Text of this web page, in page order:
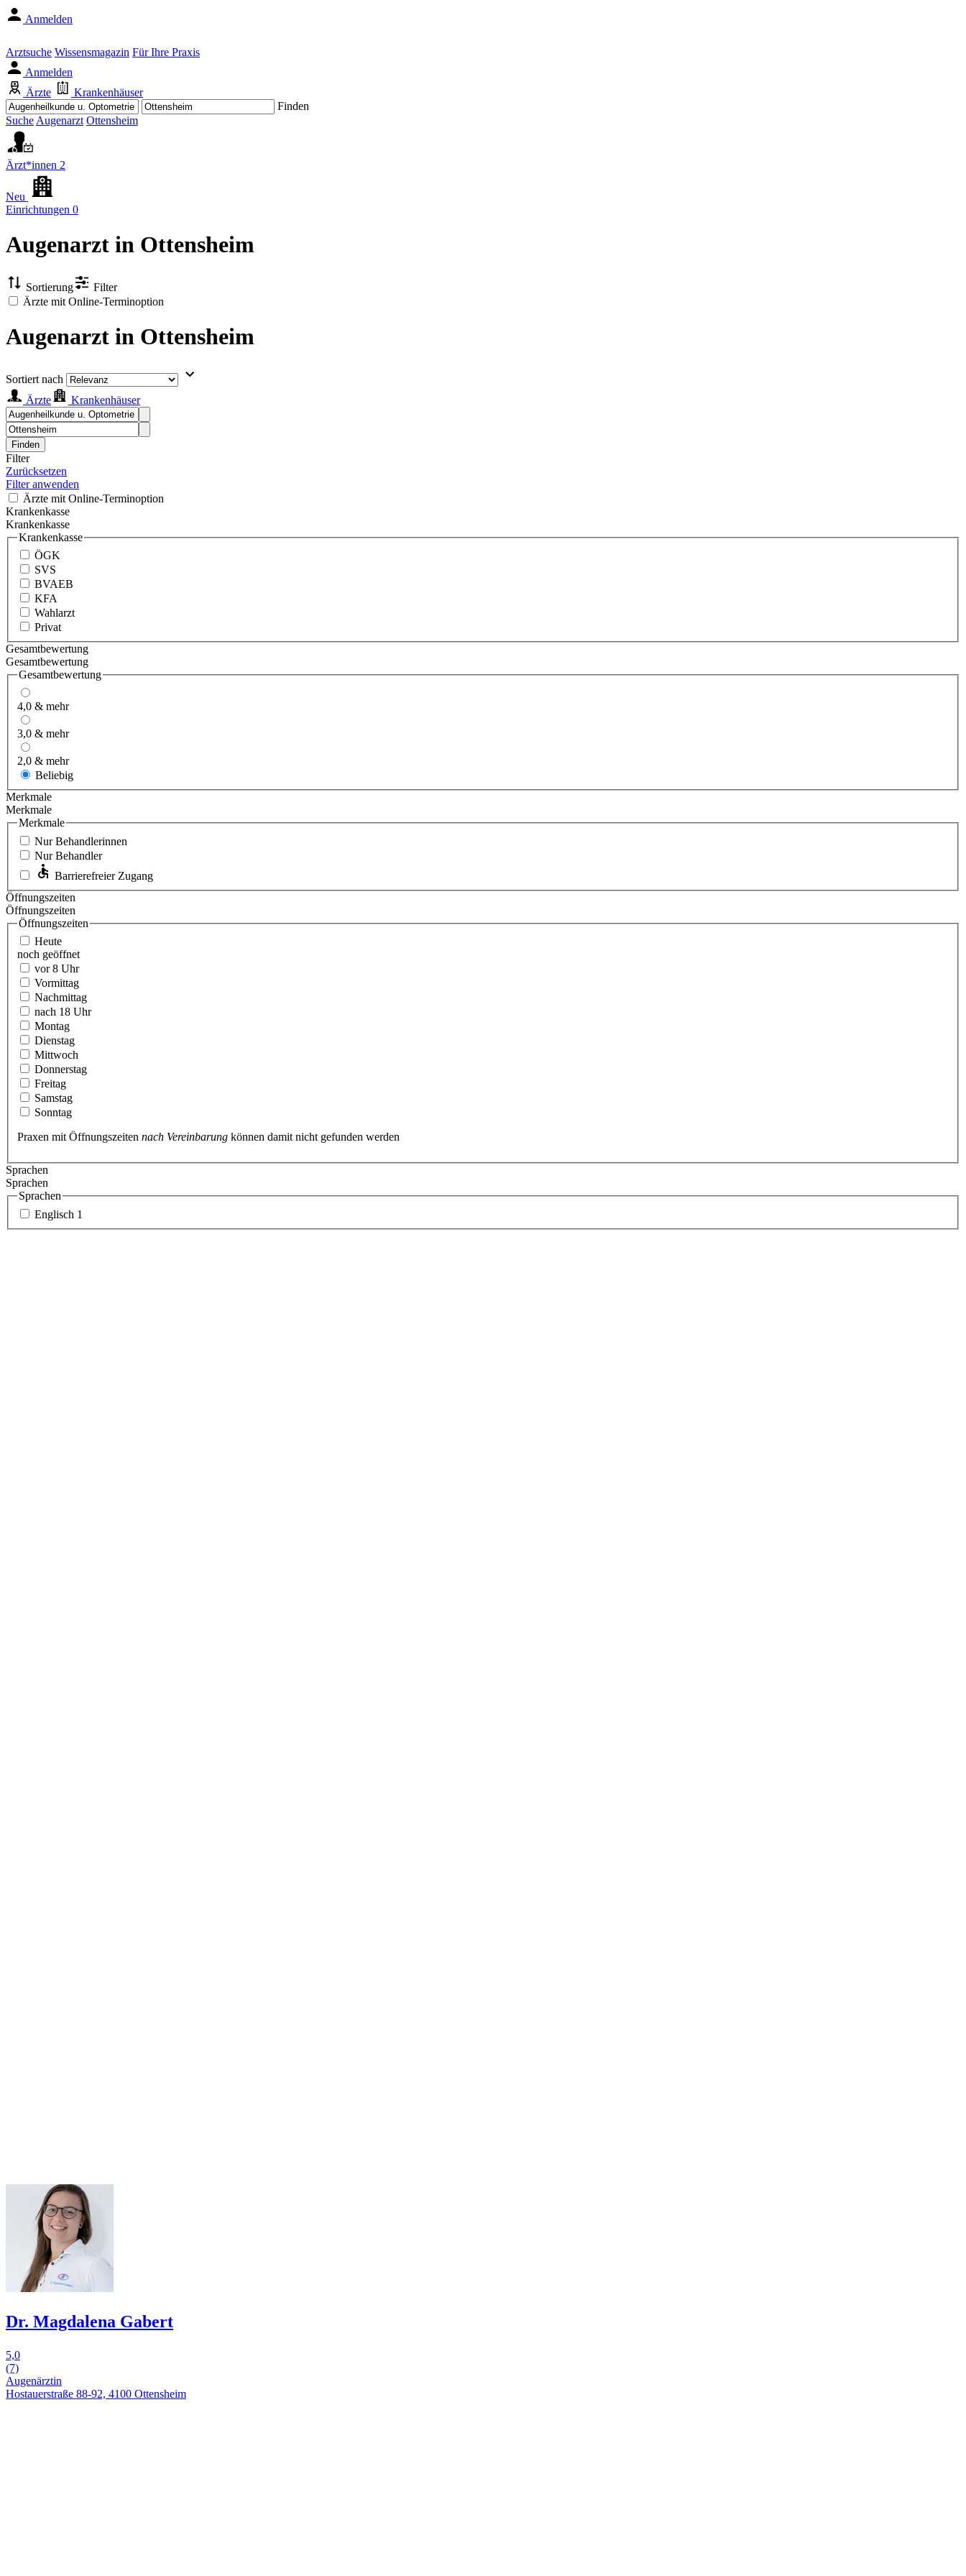
Anmelden
Arztsuche Wissensmagazin Für Ihre Praxis
Anmelden
Ärzte
Krankenhäuser
Finden
Suche Augenarzt Ottensheim
Ärzt*innen 2
Neu
Einrichtungen 0
Augenarzt in Ottensheim
Sortierung
Filter
Ärzte mit Online-Terminoption
Augenarzt in Ottensheim
Sortiert nach
Ärzte
Krankenhäuser
Finden
Filter
Zurücksetzen
Filter anwenden
Ärzte mit Online-Terminoption
Krankenkasse
Krankenkasse
Krankenkasse
ÖGK
SVS
BVAEB
KFA
Wahlarzt
Privat
Gesamtbewertung
Gesamtbewertung
Gesamtbewertung
4,0 & mehr
3,0 & mehr
2,0 & mehr
Beliebig
Merkmale
Merkmale
Merkmale
Nur Behandlerinnen
Nur Behandler
Barrierefreier Zugang
Öffnungszeiten
Öffnungszeiten
Öffnungszeiten
Heute
noch geöffnet
vor 8 Uhr
Vormittag
Nachmittag
nach 18 Uhr
Montag
Dienstag
Mittwoch
Donnerstag
Freitag
Samstag
Sonntag
Praxen mit Öffnungszeiten nach Vereinbarung können damit nicht gefunden werden
Sprachen
Sprachen
Sprachen
Englisch 1
Dr. Magdalena Gabert
5,0
(7)
Augenärztin
Hostauerstraße 88-92, 4100 Ottensheim